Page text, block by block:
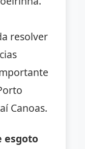
resolver
Canoas.
esgoto